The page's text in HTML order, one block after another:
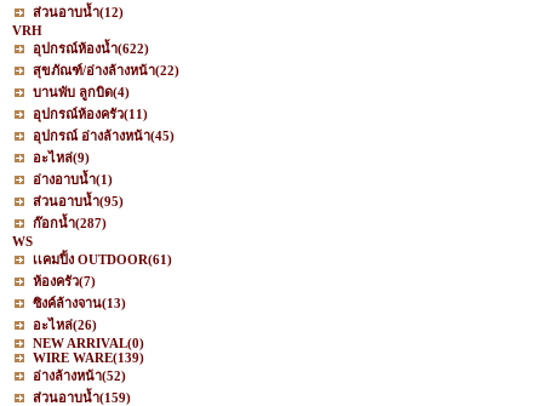
ส่วนอาบน้ำ(12)
VRH
อุปกรณ์ห้องน้ำ(622)
สุขภัณฑ์/อ่างล้างหน้า(22)
บานพับ ลูกบิด(4)
อุปกรณ์ห้องครัว(11)
อุปกรณ์ อ่างล้างหน้า(45)
อะไหล่(9)
อ่างอาบน้ำ(1)
ส่วนอาบน้ำ(95)
ก๊อกน้ำ(287)
WS
เเคมปิ้ง OUTDOOR(61)
ห้องครัว(7)
ซิงค์ล้างจาน(13)
อะไหล่(26)
NEW ARRIVAL(0)
WIRE WARE(139)
อ่างล้างหน้า(52)
ส่วนอาบน้ำ(159)